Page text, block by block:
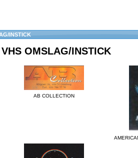
INSTICK
VHS OMSLAG/INSTICK
AB COLLECTION